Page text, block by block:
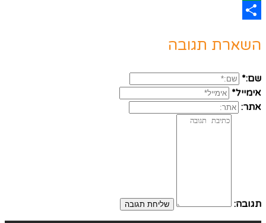
WhatsApp
השארת תגובה
שם:*
אימייל*
אתר:
תגובה: